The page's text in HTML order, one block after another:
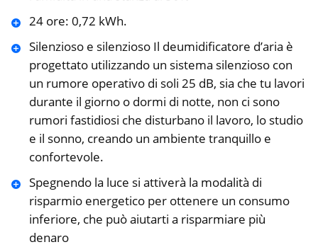
24 ore: 0,72 kWh.
Silenzioso e silenzioso Il deumidificatore d’aria è
progettato utilizzando un sistema silenzioso con
un rumore operativo di soli 25 dB, sia che tu lavori
durante il giorno o dormi di notte, non ci sono
rumori fastidiosi che disturbano il lavoro, lo studio
e il sonno, creando un ambiente tranquillo e
confortevole.
Spegnendo la luce si attiverà la modalità di
risparmio energetico per ottenere un consumo
inferiore, che può aiutarti a risparmiare più
denaro